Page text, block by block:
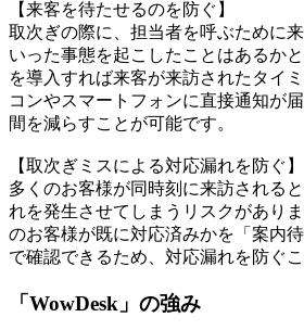
【来客を待たせるのを防ぐ】
取次ぎの際に、担当者を呼ぶために
いった事態を起こしたことはあるか
を導入すれば来客が来訪されたタイ
コンやスマートフォンに直接通知が
間を減らすことが可能です。
【取次ぎミスによる対応漏れを防ぐ】
多くのお客様が同時刻に来訪される
れを発生させてしまうリスクがあり
のお客様が既に対応済みかを「案内
で確認できるため、対応漏れを防ぐこ
「WowDesk」の強み